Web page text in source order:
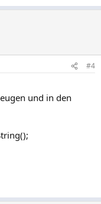
#4
und in den